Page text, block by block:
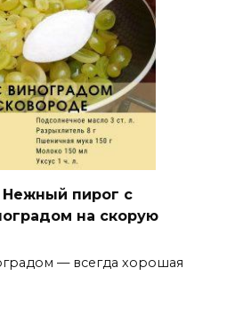
Нежный пирог с
на скорую
— всегда хорошая